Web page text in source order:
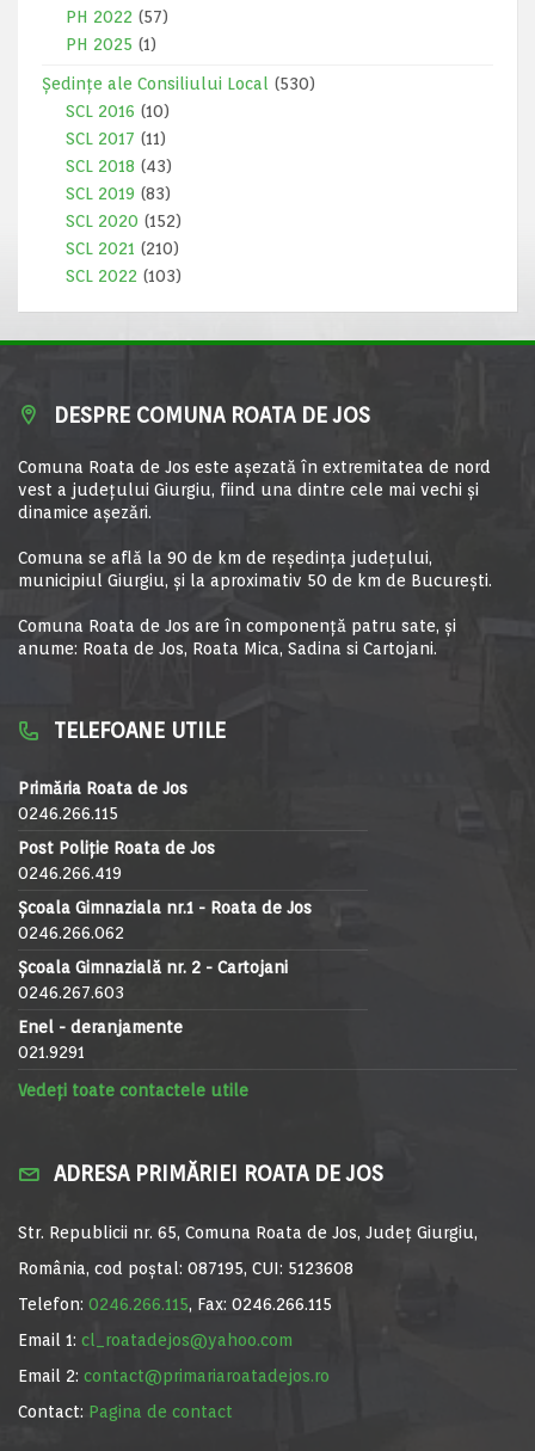
PH 2022 (57)
PH 2025 (1)
Ședințe ale Consiliului Local
(530)
SCL 2016 (10)
SCL 2017 (11)
SCL 2018 (43)
SCL 2019 (83)
SCL 2020 (152)
SCL 2021 (210)
SCL 2022 (103)
DESPRE COMUNA ROATA DE JOS
Comuna Roata de Jos este aşezată în extremitatea de nord
vest a judeţului Giurgiu, fiind una dintre cele mai vechi şi
dinamice aşezări.
Comuna se află la 90 de km de reşedinţa judeţului,
municipiul Giurgiu, şi la aproximativ 50 de km de Bucureşti.
Comuna Roata de Jos are în componență patru sate, și
anume: Roata de Jos, Roata Mica, Sadina si Cartojani.
TELEFOANE UTILE
Primăria Roata de Jos
0246.266.115
Post Poliție Roata de Jos
0246.266.419
Școala Gimnaziala nr.1 - Roata de Jos
0246.266.062
Școala Gimnazială nr. 2 - Cartojani
0246.267.603
Enel - deranjamente
021.9291
Vedeți toate contactele utile
ADRESA PRIMĂRIEI ROATA DE JOS
Str. Republicii nr. 65, Comuna Roata de Jos, Județ Giurgiu,
România, cod poștal: 087195, CUI: 5123608
Telefon: 0246.266.115, Fax: 0246.266.115
Email 1: cl_roatadejos@yahoo.com
Email 2: contact@primariaroatadejos.ro
Contact: Pagina de contact